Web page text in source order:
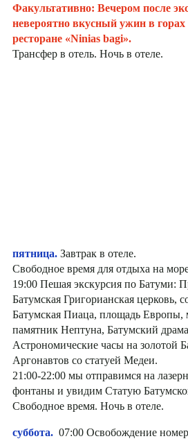
Факультативно: Вечером после
невероятно вкусный ужин в
ресторане «Ninias bagi».
Трансфер в отель. Ночь в отеле.
пятница. Завтрак в отеле.
Свободное время для отдыха на
19:00 Пешая экскурсия по Батуми:
Батумская Григорианская церковь,
Батумская Пиаца, площадь Европы,
памятник Нептуна, Батумский
Астрономические часы на золотой
Аргонавтов со статуей Медеи.
21:00-22:00 мы отправимся на
фонтаны и увидим Статую
Свободное время. Ночь в отеле.
суббота. 07:00 Освобождение